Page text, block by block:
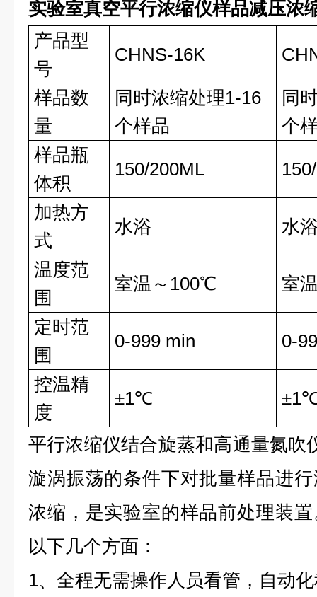
实验室真空平行浓缩仪样品减压浓
产品型
号
CHNS-16K
样品数
量
同时浓缩处理1-16
个样品
同
个
样品瓶
体积
150/200ML
加热方
式
水浴 水
温度范
围
室温～100℃ 室
定时范
围
0-999 min 0-
控温精
度
±1℃
平行浓缩仪结合旋蒸和高通量氮吹
漩涡振荡的条件下对批量样品进
浓缩，是实验室的样品前处理装
以下几个方面：
1、全程无需操作人员看管，自动